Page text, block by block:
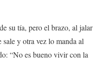
su tía, pero el brazo, al jalar
y otra vez lo manda al
“No es bueno vivir con la